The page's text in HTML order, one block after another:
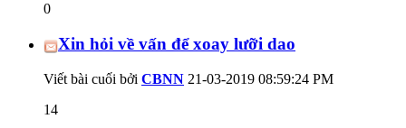
0
Xin hỏi về vấn để xoay lưỡi dao
Viết bài cuối bởi CBNN 21-03-2019 08:59:24 PM
14